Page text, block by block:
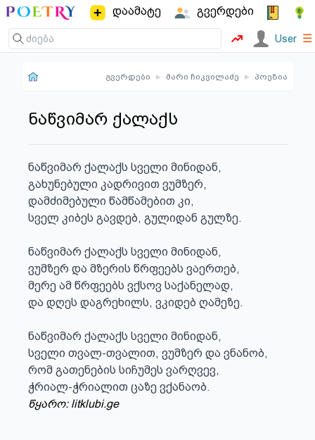
დაამატე გვერდები
User ☰
გვერდები ▸ მარი ჩიკვილაძე ▸ პოეზია
ნაწვიმარ ქალაქს
ნაწვიმარ ქალაქს სველი მინიდან,
გახუნებული კადრივით ვუმზერ,
დამძიმებული წამწამებით კი,
სველ კიბეს გავდებ, გულიდან გულზე.
ნაწვიმარ ქალაქს სველი მინიდან,
ვუმზერ და მზერის წრფეებს ვაერთებ,
მერე ამ წრფეებს ვქსოვ საქანელად,
და დღეს დაგრეხილს, ვკიდებ ღამეზე.
ნაწვიმარ ქალაქს სველი მინიდან,
სველი თვალ-თვალით, ვუმზერ და ვნანობ,
რომ გათენების სიჩუმეს ვარღვევ,
ჭრიალ-ჭრიალით ცაზე ვქანაობ.
წყარო: litklubi.ge